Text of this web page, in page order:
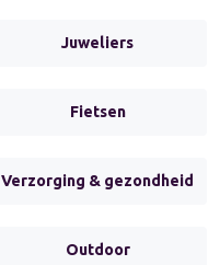
Juweliers
Fietsen
Verzorging & gezondheid
Outdoor